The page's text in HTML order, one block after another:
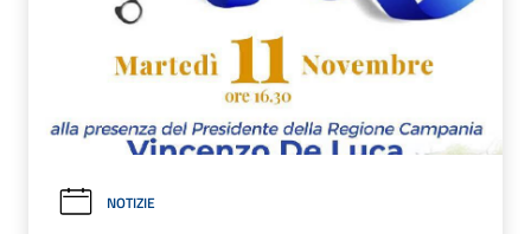
NOTIZIE